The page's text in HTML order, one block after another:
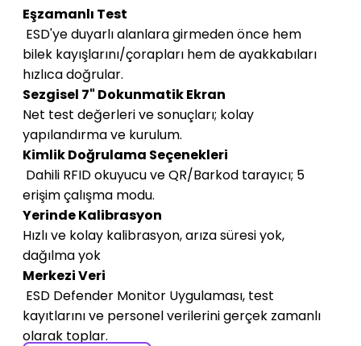
Eşzamanlı Test
ESD'ye duyarlı alanlara girmeden önce hem
bilek kayışlarını/çorapları hem de ayakkabıları
hızlıca doğrular.
Sezgisel 7" Dokunmatik Ekran
Net test değerleri ve sonuçları; kolay
yapılandırma ve kurulum.
Kimlik Doğrulama Seçenekleri
Dahili RFID okuyucu ve QR/Barkod tarayıcı; 5
erişim çalışma modu.
Yerinde Kalibrasyon
Hızlı ve kolay kalibrasyon, arıza süresi yok,
dağılma yok
Merkezi Veri
ESD Defender Monitor Uygulaması, test
kayıtlarını ve personel verilerini gerçek zamanlı
olarak toplar.